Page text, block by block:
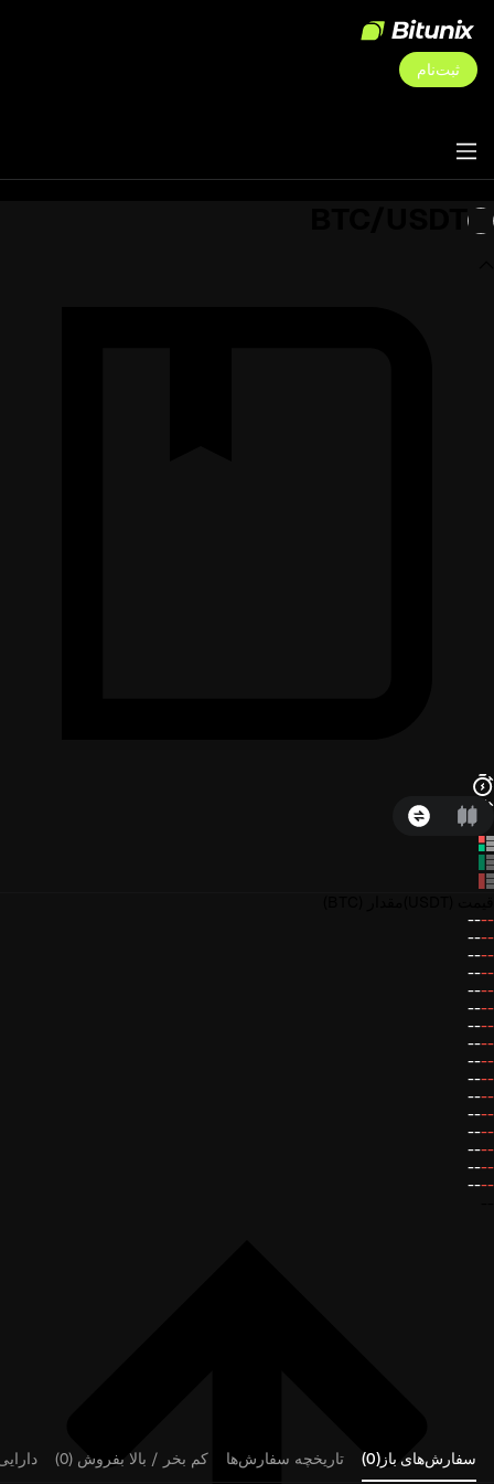
ثبت‌نام
--
--
--
--
--
--
--
--
--
--
--
--
--
--
--
--
--
--
--
--
--
--
--
--
--
--
--
--
--
--
--
--
سفارش‌های باز(0) تاریخچه سفارش‌ها کم بخر / بالا بفروش (0)